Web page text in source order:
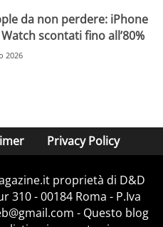
da non perdere: iPhone
scontati fino all’80%
2026
Privacy Policy
proprietà di D&D
310 - 00184 Roma - P.Iva
- Questo blog